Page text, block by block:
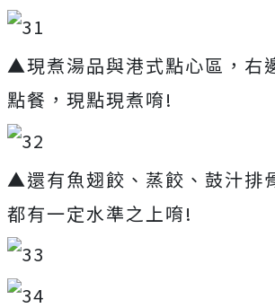
▲現煮湯品與港式點心區，右
點餐，現點現煮唷!
▲還有魚翅餃、蒸餃、鼓汁排
都有一定水準之上唷!